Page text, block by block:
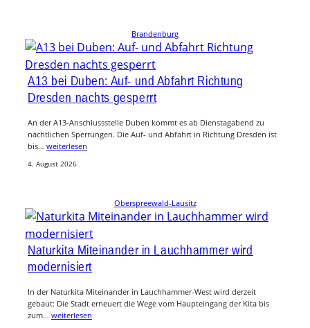
Brandenburg
A13 bei Duben: Auf- und Abfahrt Richtung
Dresden nachts gesperrt
An der A13-Anschlussstelle Duben kommt es ab Dienstagabend zu
nächtlichen Sperrungen. Die Auf- und Abfahrt in Richtung Dresden ist
bis… weiterlesen
4. August 2026
Oberspreewald-Lausitz
Naturkita Miteinander in Lauchhammer wird
modernisiert
In der Naturkita Miteinander in Lauchhammer-West wird derzeit
gebaut: Die Stadt erneuert die Wege vom Haupteingang der Kita bis
zum… weiterlesen